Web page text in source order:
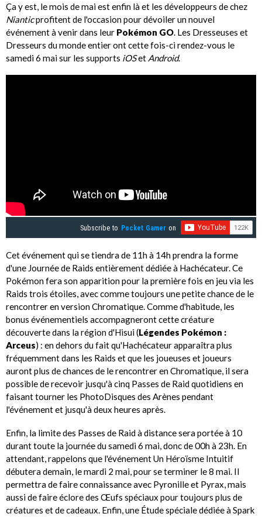
Ça y est, le mois de mai est enfin là et les développeurs de chez
Nianticprofitent de l'occasion pour dévoiler un nouvel
événement à venir dans leur Pokémon GO. Les Dresseuses et
Dresseurs du monde entier ont cette fois-ci rendez-vous le
samedi 6 mai sur les supports iOSet Android.
Subscribe to Pocket Gamer on
Cet événement qui se tiendra de 11h à 14h prendra la forme
d'une Journée de Raids entièrement dédiée à Hachécateur. Ce
Pokémon fera son apparition pour la première fois en jeu via les
Raids trois étoiles, avec comme toujours une petite chance de le
rencontrer en version Chromatique. Comme d'habitude, les
bonus événementiels accompagneront cette créature
découverte dans la région d'Hisui (Légendes Pokémon :
Arceus) : en dehors du fait qu'Hachécateur apparaîtra plus
fréquemment dans les Raids et que les joueuses et joueurs
auront plus de chances de le rencontrer en Chromatique, il sera
possible de recevoir jusqu'à cinq Passes de Raid quotidiens en
faisant tourner les PhotoDisques des Arènes pendant
l'événement et jusqu'à deux heures après.
Enfin, la limite des Passes de Raid à distance sera portée à 10
durant toute la journée du samedi 6 mai, donc de 00h à 23h. En
attendant, rappelons que l'événement Un Héroïsme Intuitif
débutera demain, le mardi 2 mai, pour se terminer le 8 mai. Il
permettra de faire connaissance avec Pyronille et Pyrax, mais
aussi de faire éclore des Œufs spéciaux pour toujours plus de
créatures et de cadeaux. Enfin, une Étude spéciale dédiée à Spark